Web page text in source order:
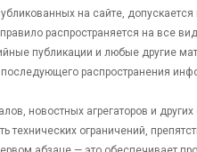
на сайте,
распространяется на все
публикации и любые другие
распространения
новостных агрегаторов и
ограничений,